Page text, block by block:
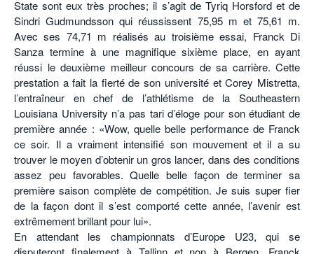
State sont eux très proches; il s’agit de Tyriq Horsford et de
Sindri Gudmundsson qui réussissent 75,95 m et 75,61 m.
Avec ses 74,71 m réalisés au troisième essai, Franck Di
Sanza termine à une magnifique sixième place, en ayant
réussi le deuxième meilleur concours de sa carrière. Cette
prestation a fait la fierté de son université et Corey Mistretta,
l’entraîneur en chef de l’athlétisme de la Southeastern
Louisiana University n’a pas tari d’éloge pour son étudiant de
première année : «Wow, quelle belle performance de Franck
ce soir. Il a vraiment intensifié son mouvement et il a su
trouver le moyen d’obtenir un gros lancer, dans des conditions
assez peu favorables. Quelle belle façon de terminer sa
première saison complète de compétition. Je suis super fier
de la façon dont il s’est comporté cette année, l’avenir est
extrêmement brillant pour lui».
En attendant les championnats d’Europe U23, qui se